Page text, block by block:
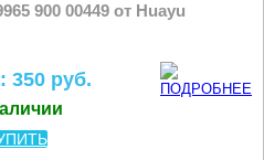
900 00449 от Huayu
350 руб.